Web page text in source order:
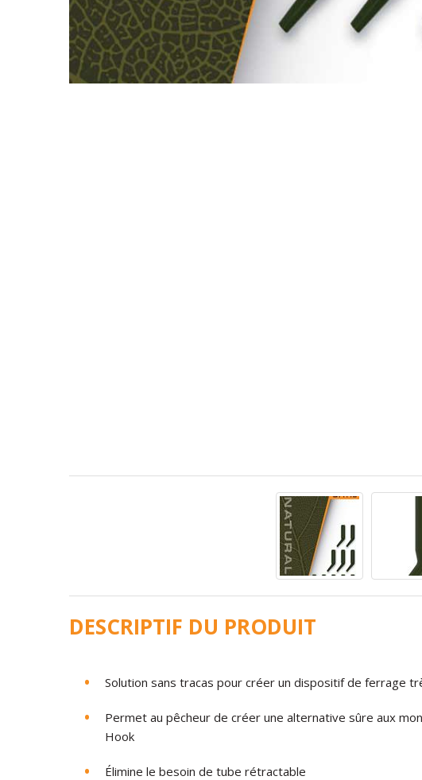
DESCRIPTIF DU PRODUIT
Solution sans tracas pour créer un dispositif de ferrage
Permet au pêcheur de créer une alternative sûre aux
Hook
Élimine le besoin de tube rétractable